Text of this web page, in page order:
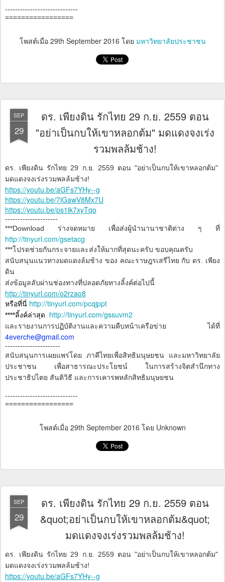
-----------------------------
=================
โพสต์เมื่อ 29th September 2016 โดย มหาวิทยาลัยประชาชน
SEP
29
ดร. เพียงดิน รักไทย 29 ก.ย. 2559 ตอน
"อย่าเป็นกบให้เขาหลอกต้ม" มดแดงจงเร่ง
รวมพลล้มช้าง!
ดร. เพียงดิน รักไทย 29 ก.ย. 2559 ตอน "อย่าเป็นกบให้เขาหลอกต้ม"
มดแดงจงเร่งรวมพลล้มช้าง!
https://youtu.be/aGFs7YHy--g
https://youtu.be/7iGawV8Mx7U
https://youtu.be/ps1ik7xyTqo
---------------------
***Download ร่างจดหมาย เพื่อส่งผู้นำนานาชาติต่าง ๆ ที่
http://tinyurl.com/gsetacg
***โปรดช่วยกันกระจายและส่งให้มากที่สุดนะครับ ขอบคุณครับ
สนับสนุนแนวทางมดแดงล้มช้าง ของ คณะราษฎรเสรีไทย กับ ดร. เพียง
ดิน
ส่งข้อมูลลับผ่านช่องทางที่ปลอดภัยทางลิ้งค์ต่อไปนี้
http://tinyurl.com/o2rzao8
หรือที่นี่ http://tinyurl.com/pcqjppt
****ลิ้งค์ล่าสุด http://tinyurl.com/gssuvm2
และรายงานการปฏิบัติงานและความคืบหน้าเครือข่าย ได้ที่
4everche@gmail.com
----------------------
สนับสนุนการเผยแพร่โดย ภาคีไทยเพื่อสิทธิมนุษยชน และมหาวิทยาลัย
ประชาชน เพื่อสาธารณะประโยชน์ ในการสร้างจิตสำนึกทาง
ประชาธิปไตย สันติวิธี และการเคารพหลักสิทธิมนุษยชน
-----------------------------
=================
โพสต์เมื่อ 29th September 2016 โดย Unknown
SEP
29
ดร. เพียงดิน รักไทย 29 ก.ย. 2559 ตอน
&quot;อย่าเป็นกบให้เขาหลอกต้ม&quot;
มดแดงจงเร่งรวมพลล้มช้าง!
ดร. เพียงดิน รักไทย 29 ก.ย. 2559 ตอน "อย่าเป็นกบให้เขาหลอกต้ม"
มดแดงจงเร่งรวมพลล้มช้าง!
https://youtu.be/aGFs7YHy--g